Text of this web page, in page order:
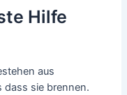
Hilfe
aus
dass sie brennen.